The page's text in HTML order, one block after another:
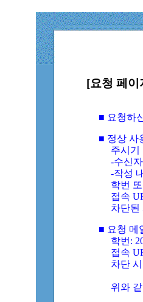
[요청 페이
■ 요청하
■ 정상 사
주시기
-수신자
-작성
학번
접속
차단된
■ 요청 메
학번:
접속
차단
위와